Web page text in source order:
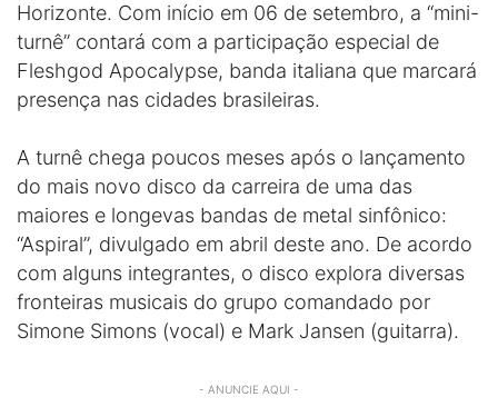
Horizonte. Com início em 06 de setembro, a “mini-
turnê” contará com a participação especial de
Fleshgod Apocalypse, banda italiana que marcará
presença nas cidades brasileiras.
A turnê chega poucos meses após o lançamento
do mais novo disco da carreira de uma das
maiores e longevas bandas de metal sinfônico:
“Aspiral”, divulgado em abril deste ano. De acordo
com alguns integrantes, o disco explora diversas
fronteiras musicais do grupo comandado por
Simone Simons (vocal) e Mark Jansen (guitarra).
- ANUNCIE AQUI -